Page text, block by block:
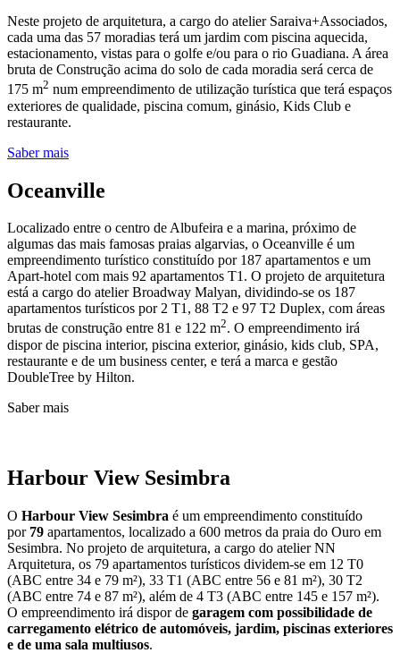
Neste projeto de arquitetura, a cargo do atelier Saraiva+Associados,
cada uma das 57 moradias terá um jardim com piscina aquecida,
estacionamento, vistas para o golfe e/ou para o rio Guadiana.​ A área
bruta de Construção acima do solo de cada moradia será cerca de
175 m2 num empreendimento de utilização turística que terá espaços
exteriores de qualidade, piscina comum, ginásio, Kids Club e
restaurante.​
Saber mais
Oceanville
Localizado entre o centro de Albufeira e a marina, próximo de
algumas das mais famosas praias algarvias, o Oceanville é um
empreendimento turístico constituído por 187 apartamentos e um
Apart-hotel com mais 92 apartamentos T1. O projeto de arquitetura
está a cargo do atelier Broadway Malyan, dividindo-se​ os 187
apartamentos turísticos por 2 T1, 88 T2 e 97 T2 Duplex, com áreas
brutas de construção entre 81 e 122 m2.​ O empreendimento irá
dispor de piscina interior, piscina exterior, ginásio, kids club, SPA,
restaurante e de um business center, e terá a marca e gestão
DoubleTree by Hilton.
Saber mais
Harbour View Sesimbra
O Harbour View Sesimbra é um empreendimento constituído
por 79 apartamentos, localizado a 600 metros da praia do Ouro em
Sesimbra. No projeto de arquitetura, a cargo do atelier NN
Arquitetura, os 79 apartamentos turísticos dividem-se em 12 T0
(ABC entre 34 e 79 m²), 33 T1 (ABC entre 56 e 81 m²), 30 T2
(ABC entre 74 e 87 m²), além de 4 T3 (ABC entre 145 e 157 m²).
O empreendimento irá dispor de garagem com possibilidade de
carregamento elétrico de automóveis, jardim, piscinas exteriores
e de uma sala multiusos.